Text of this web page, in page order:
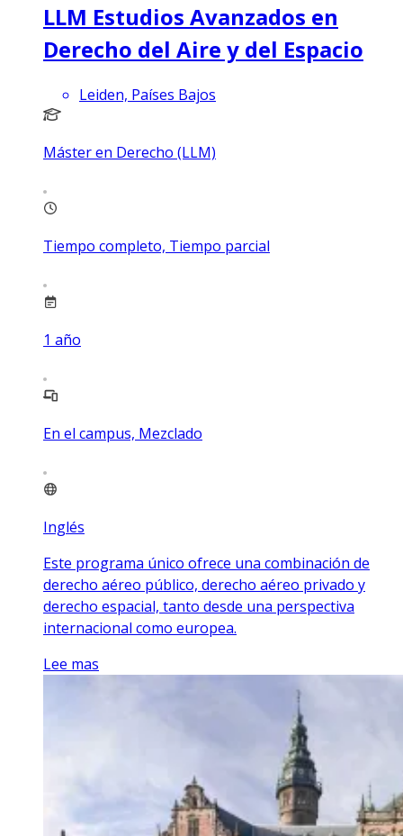
LLM Estudios Avanzados en
Derecho del Aire y del Espacio
Leiden, Países Bajos
Máster en Derecho (LLM)
Tiempo completo, Tiempo parcial
1 año
En el campus, Mezclado
Inglés
Este programa único ofrece una combinación de
derecho aéreo público, derecho aéreo privado y
derecho espacial, tanto desde una perspectiva
internacional como europea.
Lee mas